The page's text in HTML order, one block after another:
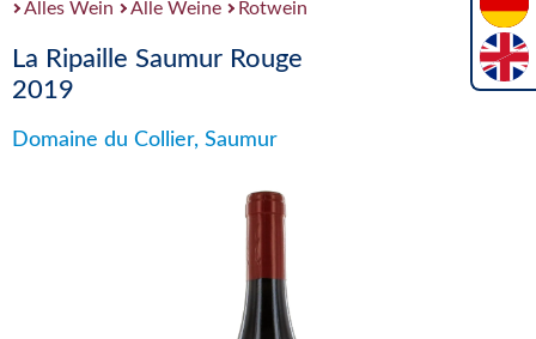
Alles Wein Alle Weine Rotwein
La Ripaille Saumur Rouge
2019
Domaine du Collier, Saumur